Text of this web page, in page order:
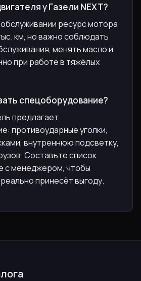
у Газели NEXT?
ресурс мотора
км, но важно соблюдать
менять масло и
при работе в тяжёлых
спецоборудование?
предлагает
противоударные уголки,
внутреннюю подсветку,
Составьте список
с менеджером, чтобы
принесёт выгоду.